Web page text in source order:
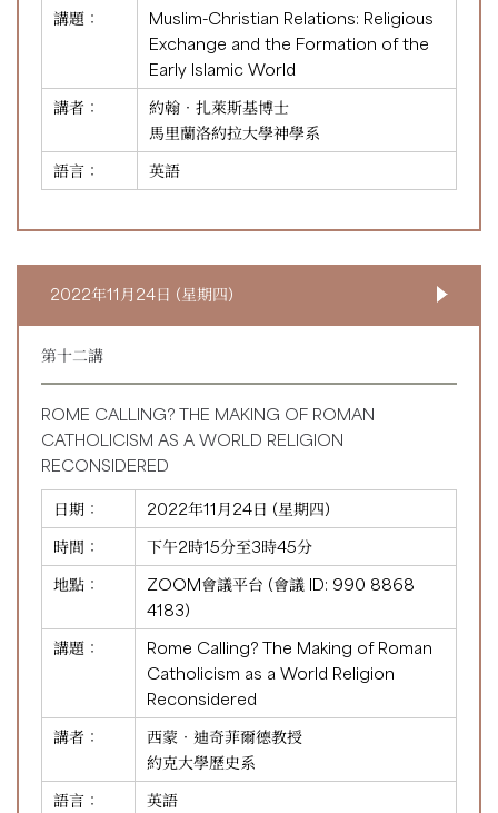
講題：
Muslim-Christian Relations: Religious
Exchange and the Formation of the
Early Islamic World
講者：
約翰‧扎萊斯基博士
馬里蘭洛約拉大學神學系
語言：
英語
2022年11月24日 (星期四)
第十二講
ROME CALLING? THE MAKING OF ROMAN
CATHOLICISM AS A WORLD RELIGION
RECONSIDERED
日期：
2022年11月24日 (星期四)
時間：
下午2時15分至3時45分
地點：
ZOOM會議平台 (會議 ID: 990 8868
4183)
講題：
Rome Calling? The Making of Roman
Catholicism as a World Religion
Reconsidered
講者：
西蒙‧迪奇菲爾德教授
約克大學歷史系
語言：
英語